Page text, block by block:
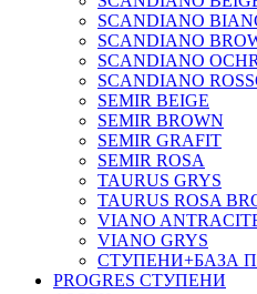
SCANDIANO
SCANDIANO
SCANDIANO
SCANDIANO
SEMIR BEIGE
SEMIR BROWN
SEMIR GRAFIT
SEMIR ROSA
TAURUS GRYS
TAURUS ROSA
VIANO
VIANO GRYS
СТУПЕНИ+БАЗА
PROGRES СТУПЕНИ